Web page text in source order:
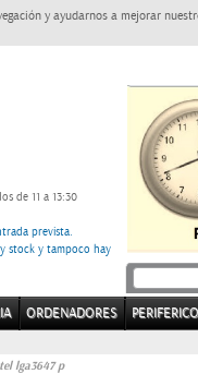
y ayudarnos a mejorar
de 11 a 13:30
prevista.
stock y tampoco hay
ORDENADORES
lga3647 p